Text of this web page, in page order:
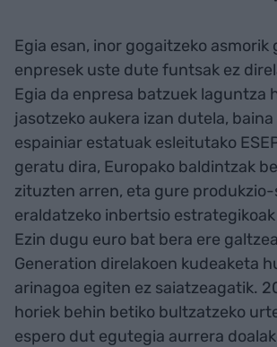
Egia esan, inor gogaitzeko asmorik
enpresek uste dute funtsak ez
Egia da enpresa batzuek laguntza
jasotzeko aukera izan dutela,
espainiar estatuak esleitutako
geratu dira, Europako baldintzak
zituzten arren, eta gure produkzio-
eraldatzeko inbertsio
Ezin dugu euro bat bera ere
Generation direlakoen kudeaketa
arinagoa egiten ez saiatzeagatik.
horiek behin betiko bultzatzeko
espero dut egutegia aurrera